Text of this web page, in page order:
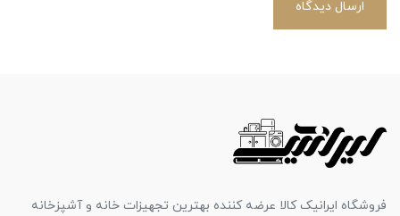
ارسال دیدگاه
فروشگاه ایرانیک کالا عرضه کننده بهترین تجهیزات خانه و آشپزخانه